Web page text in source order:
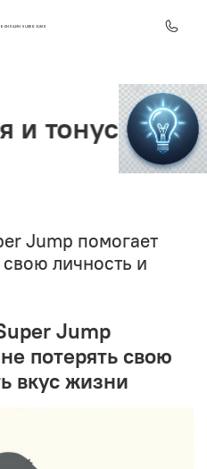
ОНЛАЙН SUPER JUMP
Jump помогает
личность и
Jump
потерять свою
вкус жизни